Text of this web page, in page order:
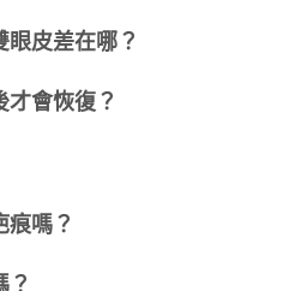
皮差在哪？
才會恢復？
痕嗎？
？